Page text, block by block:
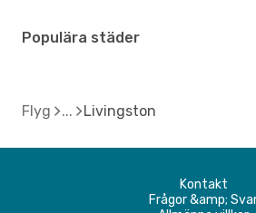
Populära städer
Flyg Livingston
Kontakt
Frågor &amp;